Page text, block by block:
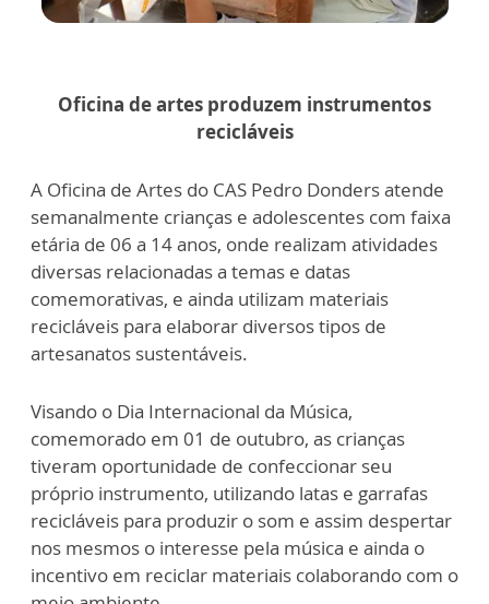
Oficina de artes produzem instrumentos
recicláveis
A Oficina de Artes do CAS Pedro Donders atende
semanalmente crianças e adolescentes com faixa
etária de 06 a 14 anos, onde realizam atividades
diversas relacionadas a temas e datas
comemorativas, e ainda utilizam materiais
recicláveis para elaborar diversos tipos de
artesanatos sustentáveis.
Visando o Dia Internacional da Música,
comemorado em 01 de outubro, as crianças
tiveram oportunidade de confeccionar seu
próprio instrumento, utilizando latas e garrafas
recicláveis para produzir o som e assim despertar
nos mesmos o interesse pela música e ainda o
incentivo em reciclar materiais colaborando com o